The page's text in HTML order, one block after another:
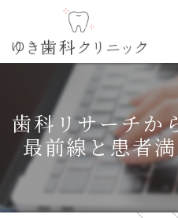
歯科リサーチか
最前線と患者